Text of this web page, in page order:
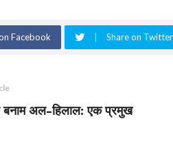
Facebook Share on Twitter
बनाम अल-हिलाल: एक प्रमुख